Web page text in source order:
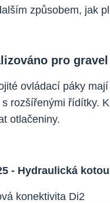
způsobem, jak
pro gravel
ovládací páky
s rozšířenými řídítky.
otlačeniny.
- Hydraulická
konektivita Di2